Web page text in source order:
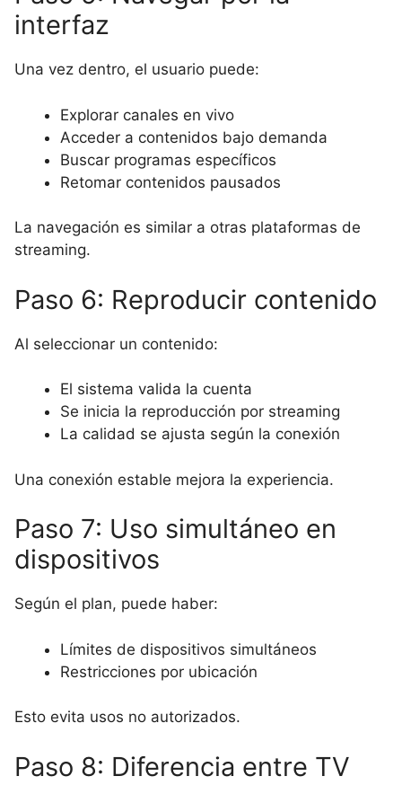
interfaz
Una vez dentro, el usuario puede:
Explorar canales en vivo
Acceder a contenidos bajo demanda
Buscar programas específicos
Retomar contenidos pausados
La navegación es similar a otras plataformas de
streaming.
Paso 6: Reproducir contenido
Al seleccionar un contenido:
El sistema valida la cuenta
Se inicia la reproducción por streaming
La calidad se ajusta según la conexión
Una conexión estable mejora la experiencia.
Paso 7: Uso simultáneo en
dispositivos
Según el plan, puede haber:
Límites de dispositivos simultáneos
Restricciones por ubicación
Esto evita usos no autorizados.
Paso 8: Diferencia entre TV